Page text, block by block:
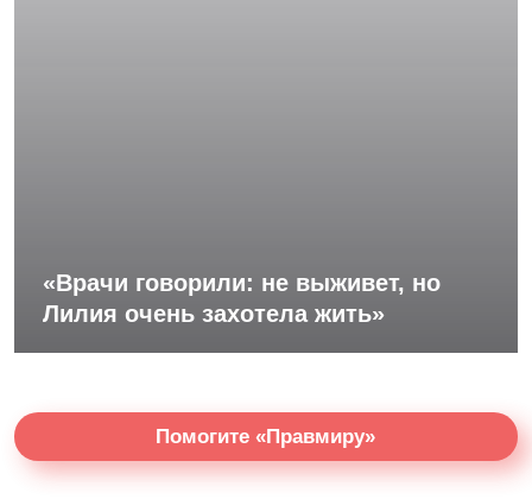
«Врачи говорили: не выживет, но
Лилия очень захотела жить»
Помогите «Правмиру»